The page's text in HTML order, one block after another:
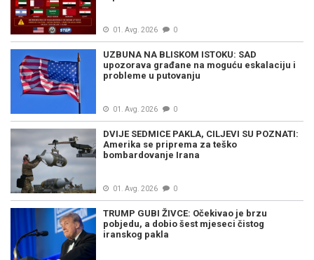
01. Avg. 2026 0
UZBUNA NA BLISKOM ISTOKU: SAD
upozorava građane na moguću eskalaciju i
probleme u putovanju
01. Avg. 2026 0
DVIJE SEDMICE PAKLA, CILJEVI SU POZNATI:
Amerika se priprema za teško
bombardovanje Irana
01. Avg. 2026 0
TRUMP GUBI ŽIVCE: Očekivao je brzu
pobjedu, a dobio šest mjeseci čistog
iranskog pakla